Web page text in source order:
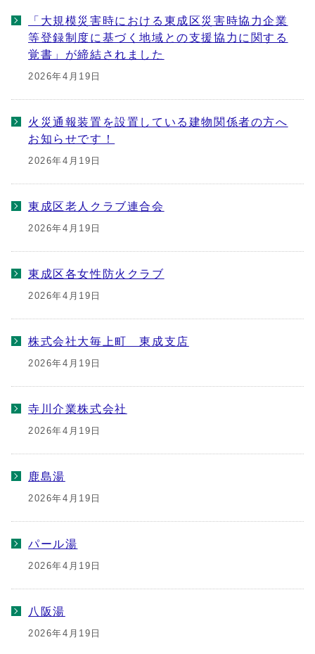
「大規模災害時における東成区災害時協力企業
等登録制度に基づく地域との支援協力に関する
覚書」が締結されました
2026年4月19日
火災通報装置を設置している建物関係者の方へ
お知らせです！
2026年4月19日
東成区老人クラブ連合会
2026年4月19日
東成区各女性防火クラブ
2026年4月19日
株式会社大毎上町 東成支店
2026年4月19日
寺川介業株式会社
2026年4月19日
鹿島湯
2026年4月19日
パール湯
2026年4月19日
八阪湯
2026年4月19日